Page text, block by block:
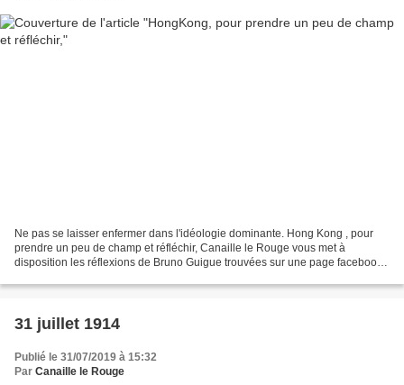
Ne pas se laisser enfermer dans l'idéologie dominante. Hong Kong , pour
prendre un peu de champ et réfléchir, Canaille le Rouge vous met à
disposition les réflexions de Bruno Guigue trouvées sur une page facebook.
31 juillet 1914
Publié le 31/07/2019 à 15:32
Par Canaille le Rouge